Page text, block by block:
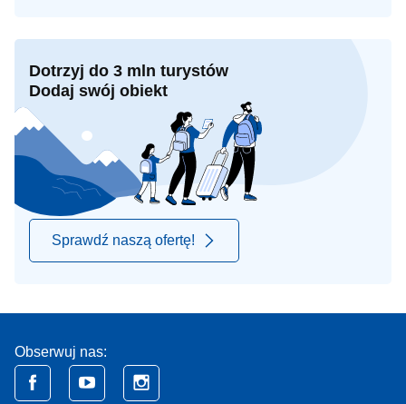
Dotrzyj do 3 mln turystów
Dodaj swój obiekt
Sprawdź naszą ofertę!
Obserwuj nas: